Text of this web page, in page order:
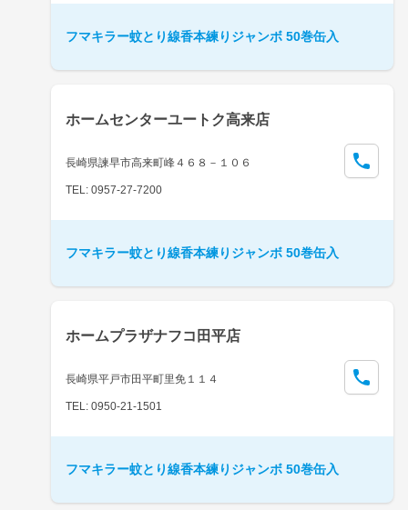
フマキラー蚊とり線香本練りジャンボ 50巻缶入
ホームセンターユートク高来店
長崎県諫早市高来町峰４６８－１０６
TEL: 0957-27-7200
フマキラー蚊とり線香本練りジャンボ 50巻缶入
ホームプラザナフコ田平店
長崎県平戸市田平町里免１１４
TEL: 0950-21-1501
フマキラー蚊とり線香本練りジャンボ 50巻缶入